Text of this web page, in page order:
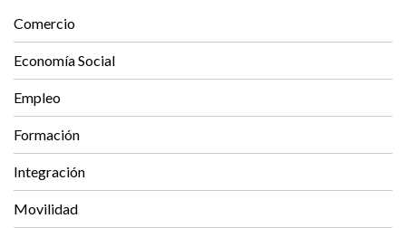
Comercio
Economía Social
Empleo
Formación
Integración
Movilidad